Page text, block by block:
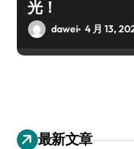
光！
dawei 4 月 13,
最新文章